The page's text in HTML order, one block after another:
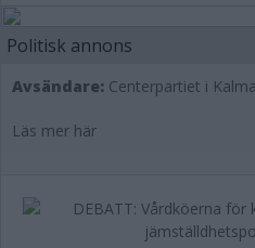
Politisk annons
Avsändare: Centerpartiet i
Läs mer här